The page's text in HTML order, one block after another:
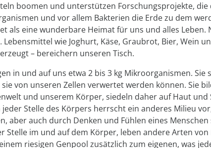
boomen und unterstützen Forschungsprojekte, die
und vor allem Bakterien die Erde zu dem
als eine wunderbare Heimat für uns und alles Leben.
Lebensmittel wie Joghurt, Käse, Graubrot, Bier, Wein
– bereichern unseren Tisch.
in und auf uns etwa 2 bis 3 kg Mikroorganismen. Sie
von unseren Zellen verwertet werden können. Sie
und unserem Körper, siedeln daher auf Haut
jeder Stelle des Körpers herrscht ein anderes Milieu
aber auch durch Denken und Fühlen eines
Stelle im und auf dem Körper, leben andere Arten
riesigen Genpool zusätzlich zum eigenen, was